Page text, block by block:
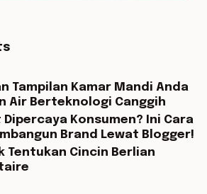
Tampilan Kamar Mandi Anda
Air Berteknologi Canggih
Dipercaya Konsumen? Ini Cara
Brand Lewat Blogger!
Tentukan Cincin Berlian